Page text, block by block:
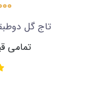
تاج گل
تمامی